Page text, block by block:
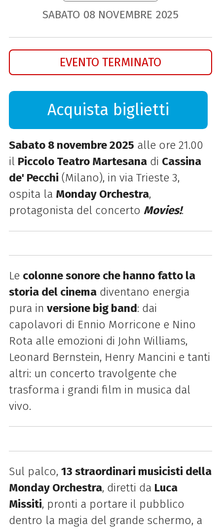
SABATO 08 NOVEMBRE 2025
EVENTO TERMINATO
Acquista biglietti
Sabato 8 novembre 2025 alle ore 21.00
il Piccolo Teatro Martesanadi Cassina
de' Pecchi (Milano), in via Trieste 3,
ospita la Monday Orchestra,
protagonista del concerto Movies!.
Le colonne sonore che hanno fatto la
storia del cinemadiventano energia
pura in versione big band: dai
capolavori di Ennio Morricone e Nino
Rota alle emozioni di John Williams,
Leonard Bernstein, Henry Mancini e tanti
altri: un concerto travolgente che
trasforma i grandi film in musica dal
vivo.
Sul palco, 13 straordinari musicisti della
Monday Orchestra, diretti da Luca
Missiti, pronti a portare il pubblico
dentro la magia del grande schermo, a